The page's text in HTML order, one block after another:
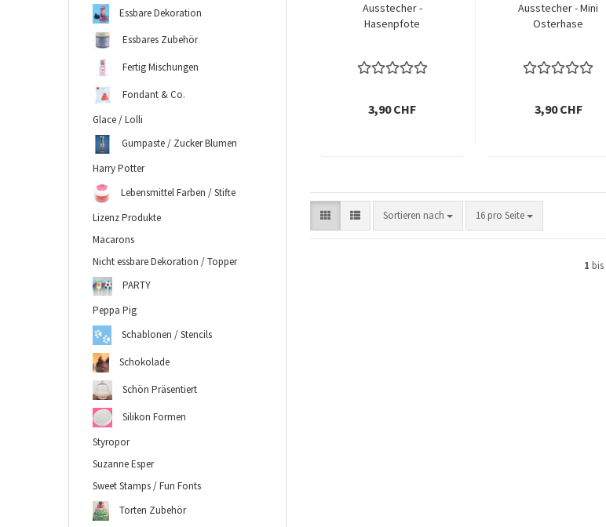
Ausstecher -
Hasenpfote
3,90 CHF
Ausstecher - Mini
Osterhase
3,90 CHF
Sortieren nach
Sortieren nach 16 pro Seite
pro Seite
1 bis
Essbare Dekoration
Essbares Zubehör
Fertig Mischungen
Fondant & Co.
Glace / Lolli
Gumpaste / Zucker Blumen
Harry Potter
Lebensmittel Farben / Stifte
Lizenz Produkte
Macarons
Nicht essbare Dekoration / Topper
PARTY
Peppa Pig
Schablonen / Stencils
Schokolade
Schön Präsentiert
Silikon Formen
Styropor
Suzanne Esper
Sweet Stamps / Fun Fonts
Torten Zubehör